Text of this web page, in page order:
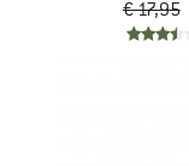
€ 17,95